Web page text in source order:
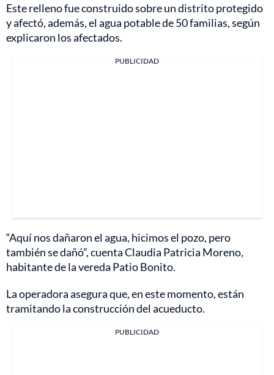
Este relleno fue construido sobre un distrito protegido
y afectó, además, el agua potable de 50 familias, según
explicaron los afectados.
PUBLICIDAD
“Aquí nos dañaron el agua, hicimos el pozo, pero
también se dañó”, cuenta Claudia Patricia Moreno,
habitante de la vereda Patio Bonito.
La operadora asegura que, en este momento, están
tramitando la construcción del acueducto.
PUBLICIDAD